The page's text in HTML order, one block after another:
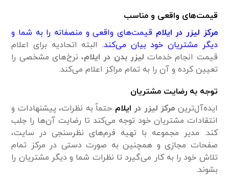
قیمت‌های واقعی و مناسب
مرکز لیزر در ایلام قیمت‌های واقعی و منصفانه را به شما و
دیگر مشتریان خود بیان می‌کند. البته اتحادیه برای اعلام
قیمت انجام خدمات لیزر بدن در ایلام، نرخ‌های مشخصی را
تعیین کرده و آن را به تمام مراکز اعلام می‌کند.
توجه به رضایت مشتریان
ایده‌آل‌ترین مرکز لیزر در ایلام حتماً به نظرات، پیشنهادات و
انتقادات مشتریان خود توجه می‌کند تا رضایت آن‌ها را جلب
کند. مدیر مجموعه با تهیه فرم‌های نظرسنجی در سایت،
صفحات مجازی و همچنین به صورت دستی در مرکز تمام
تلاش خود را به کار می‌گیرد تا نظرات شما و دیگر مشتریان را
بشوند.